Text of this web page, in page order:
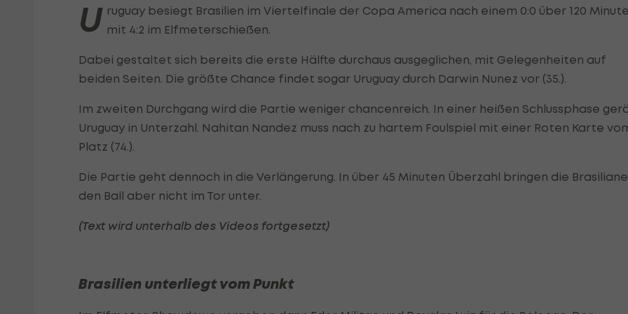
U ruguay besiegt Brasilien im Viertelfinale der Copa America nach einem 0:0 über 120
mit 4:2 im Elfmeterschießen.
Dabei gestaltet sich bereits die erste Hälfte durchaus ausgeglichen, mit Gelegenheiten auf
beiden Seiten. Die größte Chance findet sogar Uruguay durch Darwin Nunez vor (35.).
Im zweiten Durchgang wird die Partie weniger chancenreich. In einer heißen Schlussphase
Uruguay in Unterzahl. Nahitan Nandez muss nach zu hartem Foulspiel mit einer Roten Karte
Platz (74.).
Die Partie geht dennoch in die Verlängerung. In über 45 Minuten Überzahl bringen die
den Ball aber nicht im Tor unter.
(Text wird unterhalb des Videos fortgesetzt)
Brasilien unterliegt vom Punkt